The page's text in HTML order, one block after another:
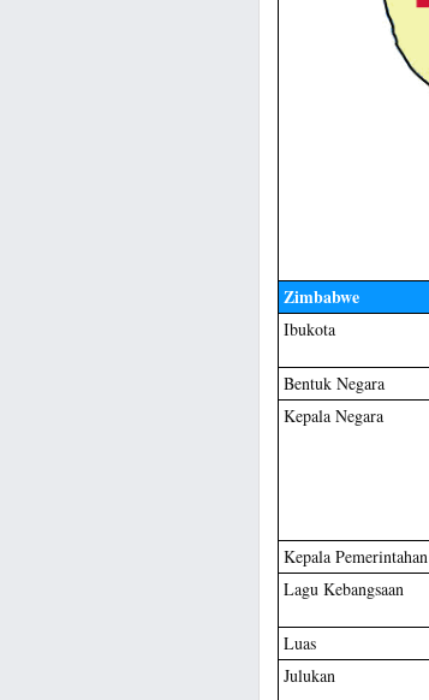
Zimbabwe
Ibukota
Bentuk Negara
Kepala Negara
Kepala Pemerintahan
Lagu Kebangsaan
Luas
Julukan